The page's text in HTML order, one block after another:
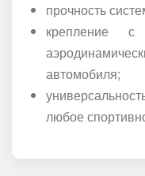
прочность
крепление
автомобиля;
любое